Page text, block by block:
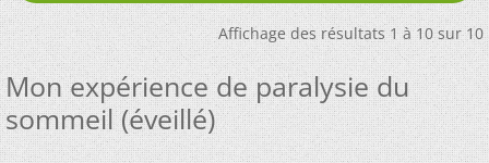
Affichage des résultats 1 à 10 sur 10
Mon expérience de paralysie du
sommeil (éveillé)